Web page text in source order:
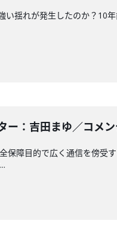
揺れが発生したのか？10
ー：吉田まゆ／コメ
保障目的で広く通信を傍受